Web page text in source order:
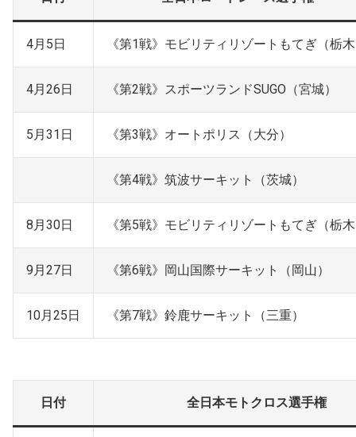
4月5日 《第1戦》モビリティリゾートもてぎ（栃
4月26日 《第2戦》スポーツランドSUGO（宮城）
5月31日 《第3戦》オートポリス（大分）
《第4戦》筑波サーキット（茨城）
8月30日 《第5戦》モビリティリゾートもてぎ（栃
9月27日 《第6戦》岡山国際サーキット（岡山）
10月25日 《第7戦》鈴鹿サーキット（三重）
日付 全日本モトクロス選手権